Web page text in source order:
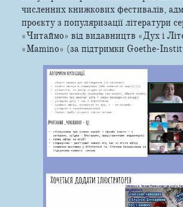
численних книжкових фестивалів,
проєкту з популяризації літератури
«Читаймо» від видавництв «Дух і
«Маmіnо» (за підтримки Goethe-